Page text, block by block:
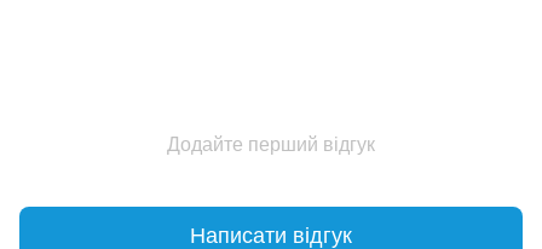
Додайте перший відгук
Написати відгук